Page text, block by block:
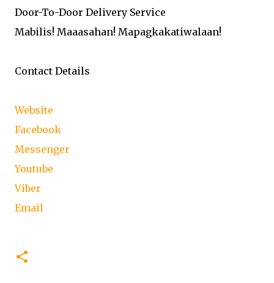
Door-To-Door Delivery Service
Mabilis! Maaasahan! Mapagkakatiwalaan!
Contact Details
Website
Facebook
Messenger
Youtube
Viber
Email